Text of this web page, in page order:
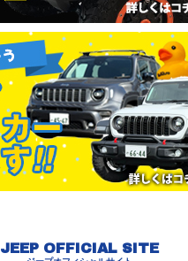
JEEP OFFICIAL SITE